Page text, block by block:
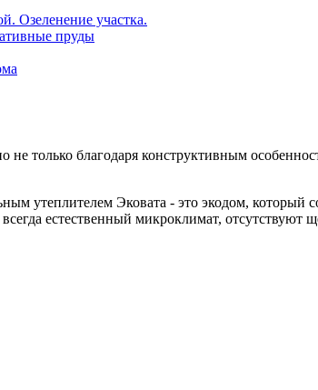
Озеленение участка.
пруды
только благодаря конструктивным
утеплителем Эковата - это экодом, который
естественный микроклимат, отсутствуют